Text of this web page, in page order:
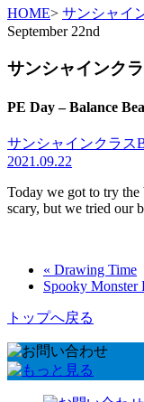
HOME> サンシャイ
September 22nd
サンシャインク
PE Day – Balance
サンシャインクラス
2021.09.22
Today we got to try
scary, but we tried our
« Drawing Time
Spooky Monster
トップへ戻る